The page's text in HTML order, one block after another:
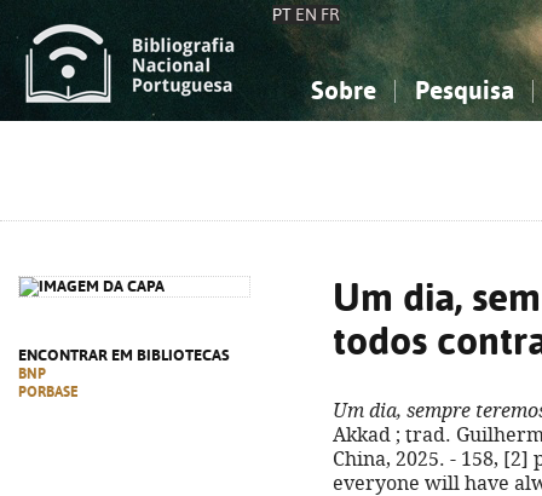
PT EN FR
Sobre Pesquisa
ENCONTRAR EM BIBLIOTECAS
BNP
PORBASE
Um dia,
todos
Um dia, sempre
Akkad ; trad.
China, 2025. - 158, [2]
everyone will have